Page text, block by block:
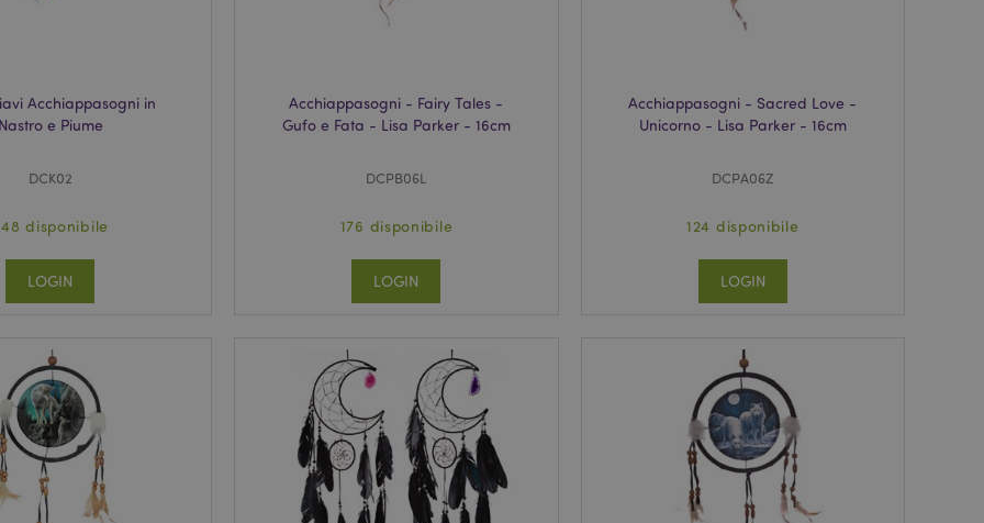
Acchiappasogni in
e Piume
DCK02
disponibile
LOGIN
Acchiappasogni - Fairy Tales -
Gufo e Fata - Lisa Parker - 16cm
DCPB06L
176 disponibile
LOGIN
Acchiappasogni - Sacred Love -
Unicorno - Lisa Parker - 16cm
DCPA06Z
124 disponibile
LOGIN